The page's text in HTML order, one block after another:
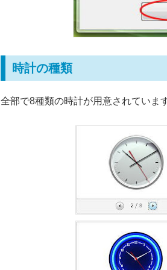
時計の種類
全部で8種類の時計が用意されていま